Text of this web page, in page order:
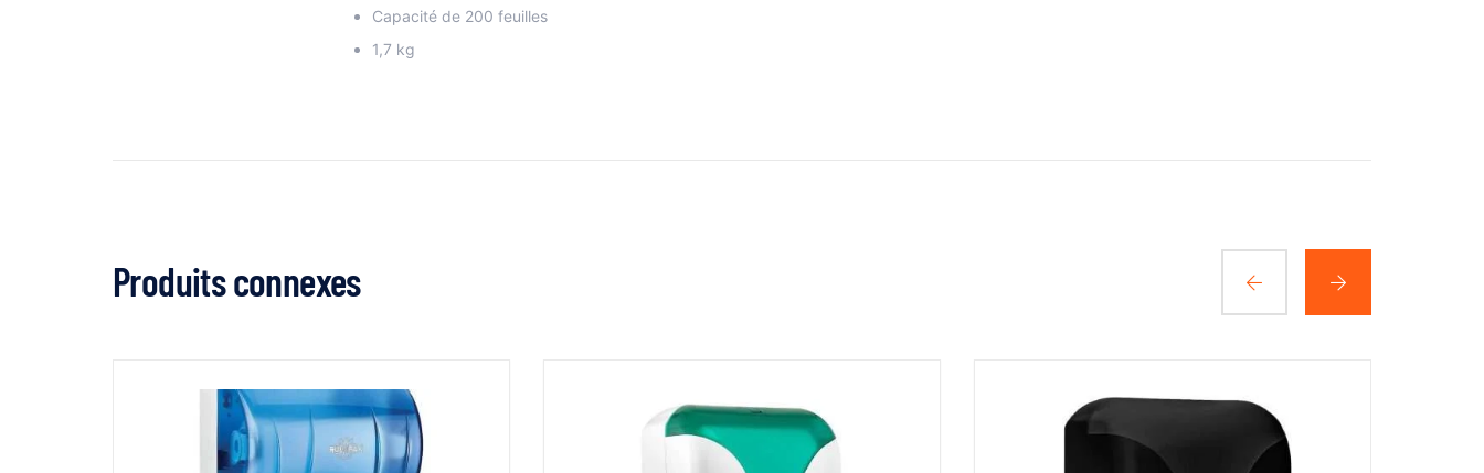
Capacité de 200 feuilles
1,7 kg
Produits connexes